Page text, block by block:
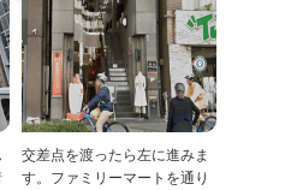
交差点を渡ったら左に進みま
す。ファミリーマートを通り